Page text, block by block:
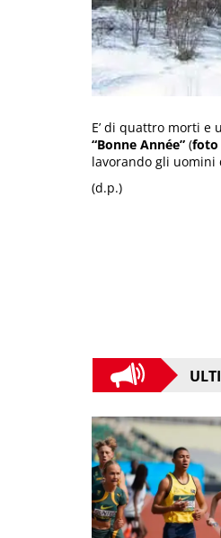
E’ di quattro morti e
“Bonne Année” (foto
lavorando gli uomini
(d.p.)